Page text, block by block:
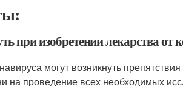
при изобретении лекарства от
могут возникнуть
на проведение всех необходимых